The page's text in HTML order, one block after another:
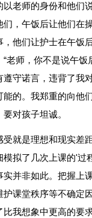
老师的身份和他们
，午饭后让他们在
他们让护士在午饭
老师，你不是说午饭
守诺言，违背了我
的。我郑重的向他
对孩子坦诚。
受就是理想和现实差
拟了几次上课的'过
实并非如此。把握上
课堂秩序等不确定
我想象中更高的要